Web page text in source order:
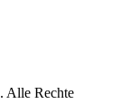
. Alle Rechte